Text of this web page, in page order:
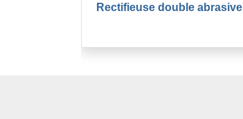
Rectifieuse double abrasive